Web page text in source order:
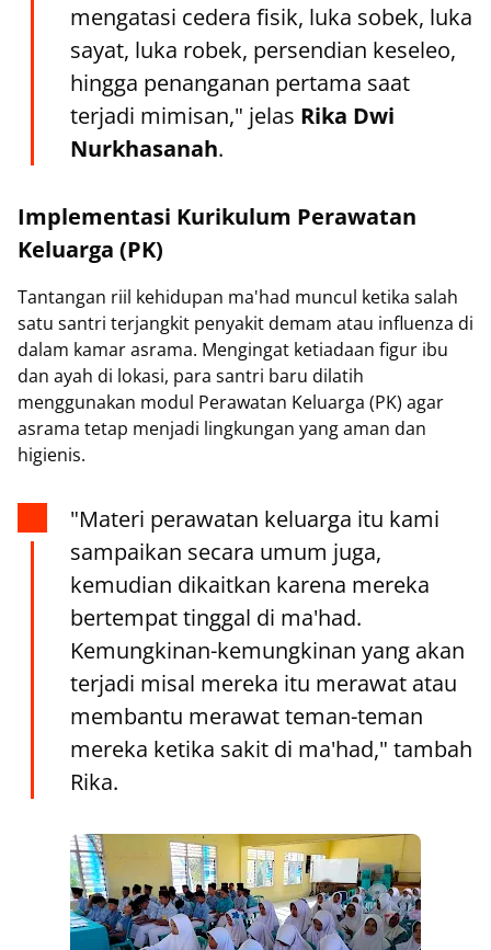
mengatasi cedera fisik, luka sobek, luka
sayat, luka robek, persendian keseleo,
hingga penanganan pertama saat
terjadi mimisan," jelas Rika Dwi
Nurkhasanah.
Implementasi Kurikulum Perawatan
Keluarga (PK)
Tantangan riil kehidupan ma'had muncul ketika salah
satu santri terjangkit penyakit demam atau influenza di
dalam kamar asrama. Mengingat ketiadaan figur ibu
dan ayah di lokasi, para santri baru dilatih
menggunakan modul Perawatan Keluarga (PK) agar
asrama tetap menjadi lingkungan yang aman dan
higienis.
"Materi perawatan keluarga itu kami
sampaikan secara umum juga,
kemudian dikaitkan karena mereka
bertempat tinggal di ma'had.
Kemungkinan-kemungkinan yang akan
terjadi misal mereka itu merawat atau
membantu merawat teman-teman
mereka ketika sakit di ma'had," tambah
Rika.